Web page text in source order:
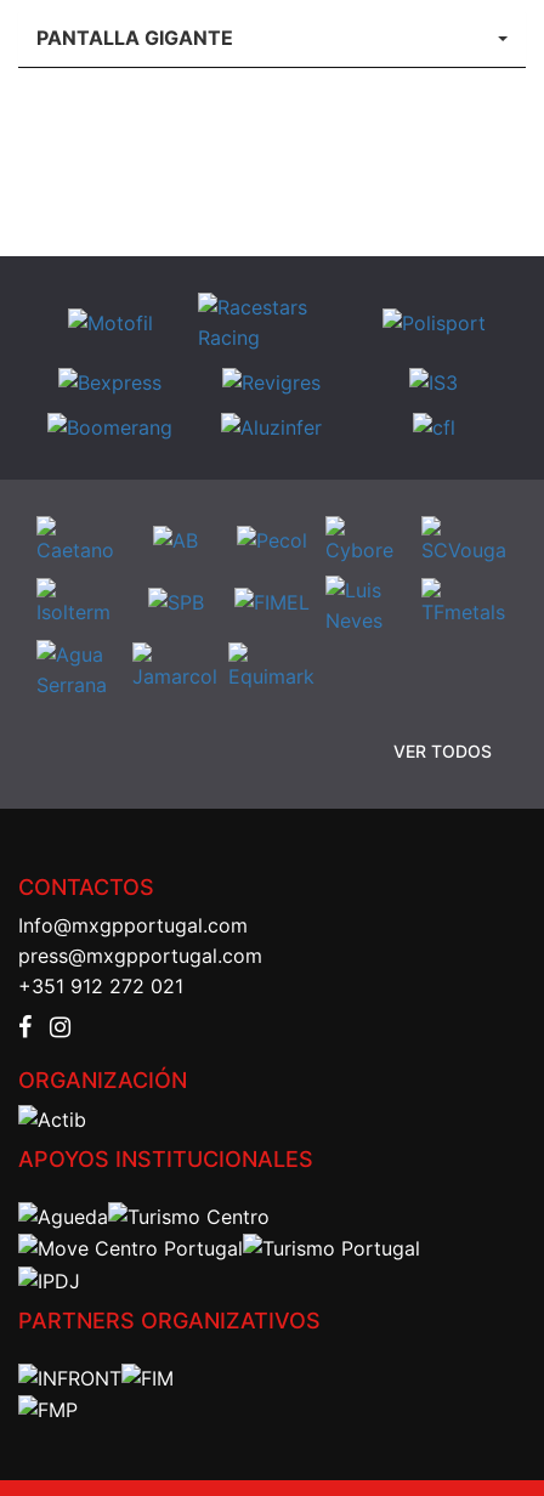
PANTALLA GIGANTE
VER TODOS
CONTACTOS
Info@mxgpportugal.com
press@mxgpportugal.com
+351 912 272 021
ORGANIZACIÓN
APOYOS INSTITUCIONALES
PARTNERS ORGANIZATIVOS